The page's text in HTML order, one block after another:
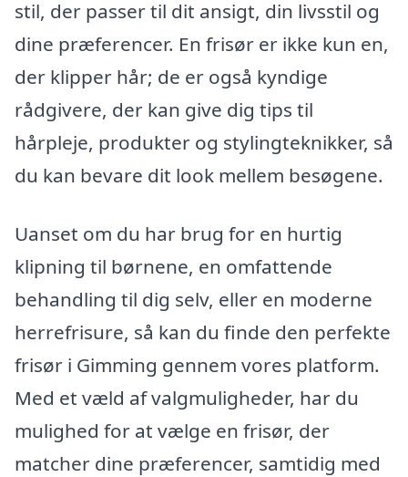
stil, der passer til dit ansigt, din livsstil og
dine præferencer. En frisør er ikke kun en,
der klipper hår; de er også kyndige
rådgivere, der kan give dig tips til
hårpleje, produkter og stylingteknikker, så
du kan bevare dit look mellem besøgene.
Uanset om du har brug for en hurtig
klipning til børnene, en omfattende
behandling til dig selv, eller en moderne
herrefrisure, så kan du finde den perfekte
frisør i Gimming gennem vores platform.
Med et væld af valgmuligheder, har du
mulighed for at vælge en frisør, der
matcher dine præferencer, samtidig med